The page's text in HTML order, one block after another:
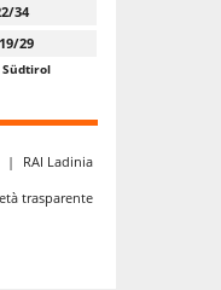
34
19/29
Südtirol
|
RAI Ladinia
trasparente